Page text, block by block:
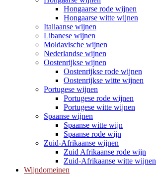
Hongaarse rode wijnen
Hongaarse witte wijnen
Italiaanse wijnen
Libanese wijnen
Moldavische wijnen
Nederlandse wijnen
Oostenrijkse wijnen
Oostenrijkse rode wijnen
Oostenrijkse witte wijnen
Portugese wijnen
Portugese rode wijnen
Portugese witte wijnen
Spaanse wijnen
Spaanse witte wijn
Spaanse rode wijn
Zuid-Afrikaanse wijnen
Zuid Afrikaanse rode wijn
Zuid-Afrikaanse witte wijnen
Wijndomeinen